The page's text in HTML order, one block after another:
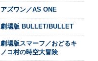
アズワン／AS ONE
劇場版 BULLET/BULLET
劇場版スマーフ／おどるキ
ノコ村の時空大冒険